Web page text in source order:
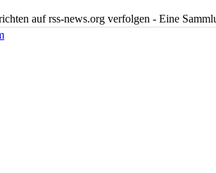
auf rss-news.org verfolgen - Eine